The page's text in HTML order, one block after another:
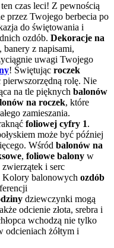
czas leci! Z pewnością
przez Twojego berbecia po
do świętowania i
ozdób. Dekoracje na
z napisami,
uwagi Twojego
! Świętując roczek
rolę. Nie
na tle pięknych balonów
na roczek, które
zamieszania.
foliowej cyfry 1.
może być później
Wśród balonów na
, foliowe balony w
zwierzątek i serc
Kolory balonowych ozdób
dziewczynki mogą
odcienie złota, srebra i
wchodzą nie tylko
odcieniach żółtym i